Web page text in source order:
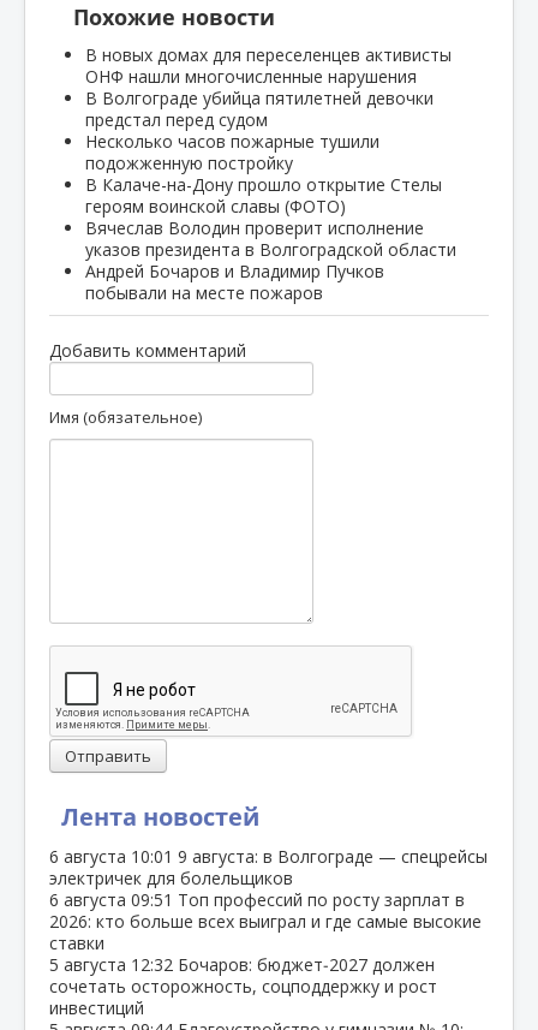
Лента новостей
6 августа 10:01 9 августа: в Волгограде — спецрейсы
электричек для болельщиков
6 августа 09:51 Топ профессий по росту зарплат в
2026: кто больше всех выиграл и где самые высокие
ставки
5 августа 12:32 Бочаров: бюджет‑2027 должен
сочетать осторожность, соцподдержку и рост
инвестиций
Похожие новости
В новых домах для переселенцев активисты
ОНФ нашли многочисленные нарушения
В Волгограде убийца пятилетней девочки
предстал перед судом
Несколько часов пожарные тушили
подожженную постройку
В Калаче-на-Дону прошло открытие Стелы
героям воинской славы (ФОТО)
Вячеслав Володин проверит исполнение
указов президента в Волгоградской области
Андрей Бочаров и Владимир Пучков
побывали на месте пожаров
Добавить комментарий
Имя (обязательное)
Отправить